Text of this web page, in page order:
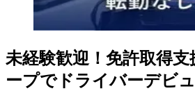
未経験歓迎！免許取得
ープでドライバーデビ